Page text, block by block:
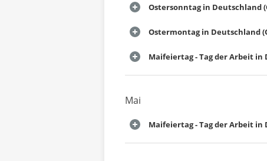
Ostersonntag in Deutschland
Ostermontag in Deutschland
Maifeiertag - Tag der Arbeit in
Mai
Maifeiertag - Tag der Arbeit in